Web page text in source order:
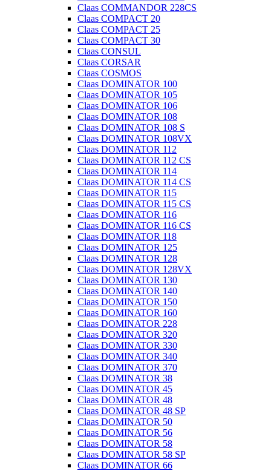
Claas COMMANDOR 228CS
Claas COMPACT 20
Claas COMPACT 25
Claas COMPACT 30
Claas CONSUL
Claas CORSAR
Claas COSMOS
Claas DOMINATOR 100
Claas DOMINATOR 105
Claas DOMINATOR 106
Claas DOMINATOR 108
Claas DOMINATOR 108 S
Claas DOMINATOR 108VX
Claas DOMINATOR 112
Claas DOMINATOR 112 CS
Claas DOMINATOR 114
Claas DOMINATOR 114 CS
Claas DOMINATOR 115
Claas DOMINATOR 115 CS
Claas DOMINATOR 116
Claas DOMINATOR 116 CS
Claas DOMINATOR 118
Claas DOMINATOR 125
Claas DOMINATOR 128
Claas DOMINATOR 128VX
Claas DOMINATOR 130
Claas DOMINATOR 140
Claas DOMINATOR 150
Claas DOMINATOR 160
Claas DOMINATOR 228
Claas DOMINATOR 320
Claas DOMINATOR 330
Claas DOMINATOR 340
Claas DOMINATOR 370
Claas DOMINATOR 38
Claas DOMINATOR 45
Claas DOMINATOR 48
Claas DOMINATOR 48 SP
Claas DOMINATOR 50
Claas DOMINATOR 56
Claas DOMINATOR 58
Claas DOMINATOR 58 SP
Claas DOMINATOR 66